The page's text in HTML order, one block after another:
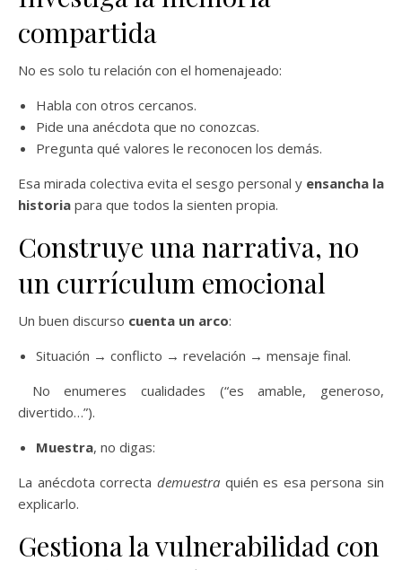
compartida
No es solo tu relación con el homenajeado:
Habla con otros cercanos.
Pide una anécdota que no conozcas.
Pregunta qué valores le reconocen los demás.
Esa mirada colectiva evita el sesgo personal y ensancha la
historia para que todos la sienten propia.
Construye una narrativa, no
un currículum emocional
Un buen discurso cuenta un arco:
Situación → conflicto → revelación → mensaje final.
No enumeres cualidades (“es amable, generoso,
divertido…”).
Muestra, no digas:
La anécdota correcta demuestraquién es esa persona sin
explicarlo.
Gestiona la vulnerabilidad con